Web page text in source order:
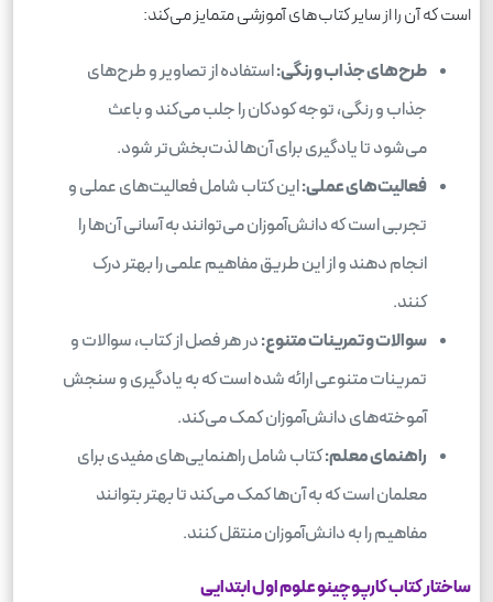
است که آن را از سایر کتاب‌های آموزشی متمایز می‌کند:
طرح‌های جذاب و رنگی:استفاده از تصاویر و طرح‌های
جذاب و رنگی، توجه کودکان را جلب می‌کند و باعث
می‌شود تا یادگیری برای آن‌ها لذت‌بخش‌تر شود.
فعالیت‌های عملی:این کتاب شامل فعالیت‌های عملی و
تجربی است که دانش‌آموزان می‌توانند به آسانی آن‌ها را
انجام دهند و از این طریق مفاهیم علمی را بهتر درک
کنند.
سوالات و تمرینات متنوع:در هر فصل از کتاب، سوالات و
تمرینات متنوعی ارائه شده است که به یادگیری و سنجش
آموخته‌های دانش‌آموزان کمک می‌کند.
راهنمای معلم:کتاب شامل راهنمایی‌های مفیدی برای
معلمان است که به آن‌ها کمک می‌کند تا بهتر بتوانند
مفاهیم را به دانش‌آموزان منتقل کنند.
ساختار کتاب کارپوچینو علوم اول ابتدایی